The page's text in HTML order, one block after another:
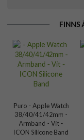
FINNS
Puro - Apple Watch
38/40/41/42mm -
Armband - Vit -
ICON Silicone Band